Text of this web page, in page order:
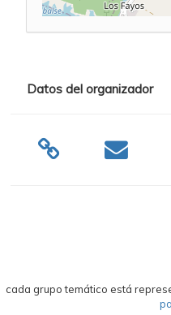
Datos del organizador
cada grupo temático está